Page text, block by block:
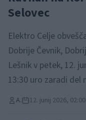
Selovec
Elektro Celje
Dobrije Čevnik,
Lešnik v petek, 12.
13:30 uro zaradi del
A. 12. junij 2026, 02:00